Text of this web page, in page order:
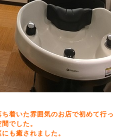
ち着いた雰囲気のお店で初めて行っ
でした。
も癒されました。